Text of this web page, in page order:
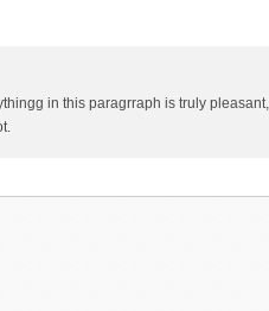
in this paragrraph is truly